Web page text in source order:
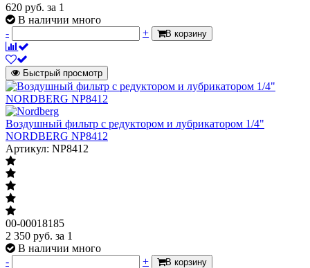
620 руб. за 1
В наличии много
-
+ В корзину
Быстрый просмотр
Воздушный фильтр с редуктором и лубрикатором 1/4"
NORDBERG NP8412
Артикул: NP8412
00-00018185
2 350 руб. за 1
В наличии много
-
+ В корзину